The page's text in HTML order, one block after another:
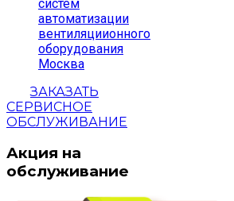
систем
автоматизации
вентиляциионного
оборудования
Москва
ЗАКАЗАТЬ
СЕРВИСНОЕ
ОБСЛУЖИВАНИЕ
Акция на
обслуживание